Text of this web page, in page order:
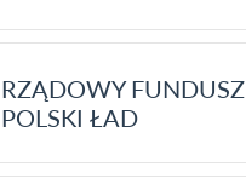
RZĄDOWY FUNDUSZ
POLSKI ŁAD